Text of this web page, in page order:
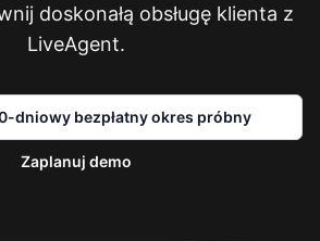
doskonałą obsługę klienta z
LiveAgent.
dniowy bezpłatny okres próbny
Zaplanuj demo